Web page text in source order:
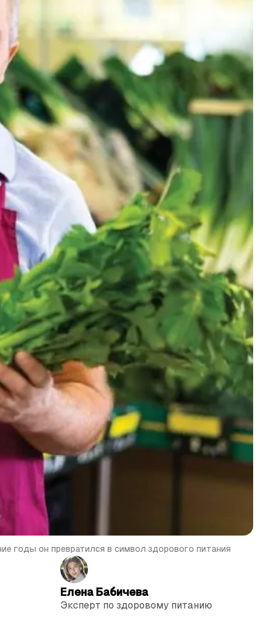
годы он превратился в символ здорового питания
Елена Бабичева
Эксперт по здоровому питанию